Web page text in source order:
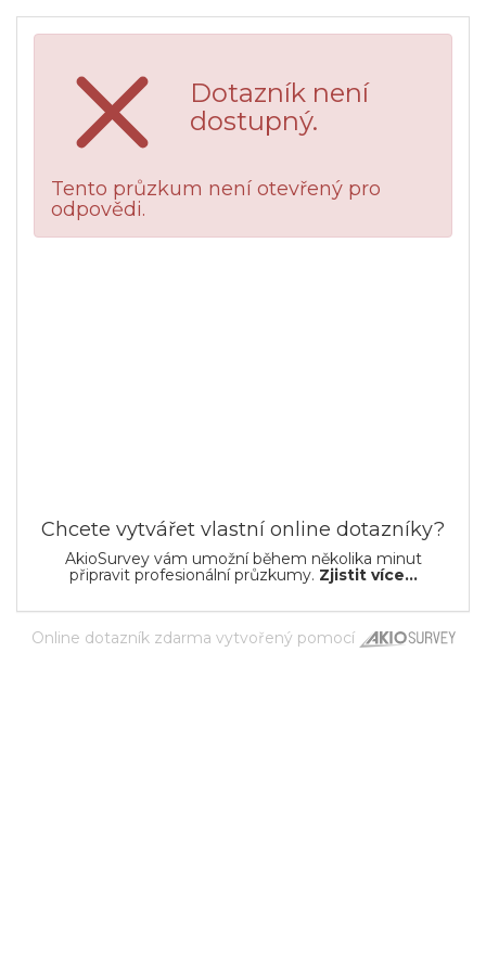
Dotazník není
dostupný.
Tento průzkum není otevřený pro
odpovědi.
Chcete vytvářet vlastní online dotazníky?
AkioSurvey vám umožní během několika minut
připravit profesionální průzkumy. Zjistit více...
Online dotazník zdarma vytvořený pomocí